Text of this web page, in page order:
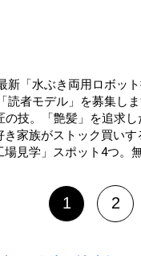
「水ぶき両用ロボッ
読者モデル」を募集し
技。「艶髪」を追求
家族がストック買い
見学」スポット4つ。
1 2